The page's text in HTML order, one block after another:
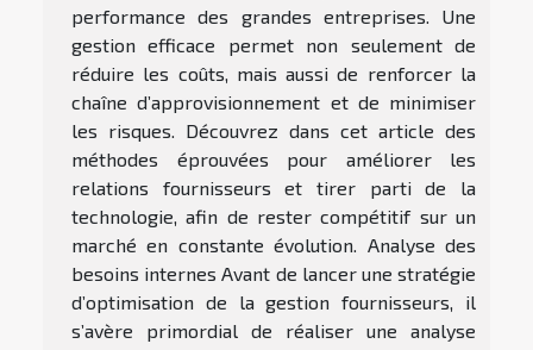
performance des grandes entreprises. Une
gestion efficace permet non seulement de
réduire les coûts, mais aussi de renforcer la
chaîne d’approvisionnement et de minimiser
les risques. Découvrez dans cet article des
méthodes éprouvées pour améliorer les
relations fournisseurs et tirer parti de la
technologie, afin de rester compétitif sur un
marché en constante évolution. Analyse des
besoins internes Avant de lancer une stratégie
d’optimisation de la gestion fournisseurs, il
s’avère primordial de réaliser une analyse